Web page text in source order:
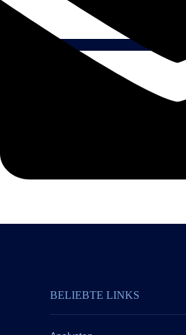
BELIEBTE LINKS